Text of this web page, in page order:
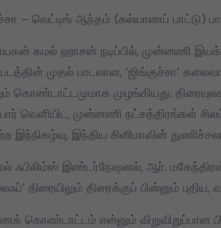
– வெட்டிங் ஆந்தம் (கல்யாணப்
கமல் ஹாசன் நடிப்பில், முன்னணி
முதல் பாடலான, ‘ஜிங்குச்சா’
கொண்டாட்டமுமாக முழங்கியது.
வெளியிட, முன்னணி நட்சத்திரங்கள்
இந்நிகழ்வு, இந்திய சினிமாவின்
ஃபிலிம்ஸ் இண்டர்நேஷனல், ஆர்.
திரையிலும் திரைக்குப் பின்னும்
கொண்டாட்டம் என்னும் விறுவிறுப்பான
TVK
கொட்டிவாக்கத்தில்
கிறிஸ்துமஸ்:
பெண்களுக்கு புடவை,
மாணவர்களுக்கு
நோட்டுப்புத்தகம்
Dec 22, 2024